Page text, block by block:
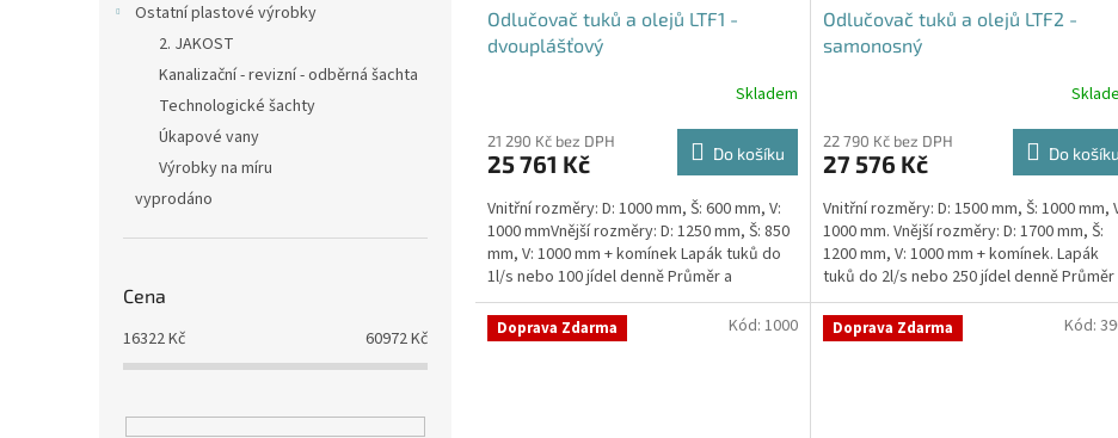
Ostatní plastové výrobky
2. JAKOST
Kanalizační - revizní - odběrná šachta
Technologické šachty
Úkapové vany
Výrobky na míru
vyprodáno
Cena
16322Kč 60972Kč
Odlučovač tuků a olejů LTF1 -
dvouplášťový
Skladem
21 290 Kč bez DPH
25 761 Kč Do košíku
Vnitřní rozměry: D: 1000 mm, Š: 600 mm, V:
1000 mmVnější rozměry: D: 1250 mm, Š: 850
mm, V: 1000 mm + komínek Lapák tuků do
1l/s nebo 100 jídel denně Průměr a
umístění...
Odlučovač tuků a olejů LTF2 -
samonosný
produktu
je
z
5
hvězdiček.
22 790 Kč bez DPH
27 576 Kč Do košíku
Vnitřní rozměry: D: 1500 mm, Š: 1000 mm,
1000 mm. Vnější rozměry: D: 1700 mm, Š:
1200 mm, V: 1000 mm + komínek. Lapák
tuků do 2l/s nebo 250 jídel denně Průměr
umístění...
Doprava Zdarma Kód: 1000 Doprava Zdarma Kód: